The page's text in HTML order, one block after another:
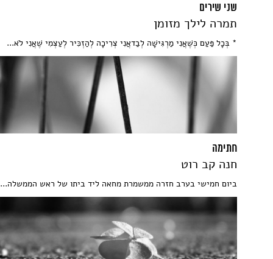
שני שירים
תמרה לילך מזומן
* בְּכָל פַּעַם כְּשֶׁאֲנִי מַרְגִּישָׁה לְבַדאֲנִי צְרִיכָה לְהַזְכִּיר לְעַצְמִי שֶׁאֲנִי לֹא...
חתימה
חנה קב רוט
ביום חמישי בערב חזרה ממשמרת מחאה ליד ביתו של ראש הממשלה...